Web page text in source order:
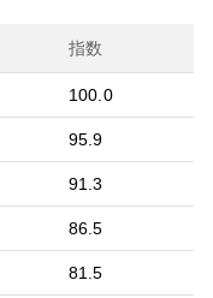
指数
100.0
95.9
91.3
86.5
81.5